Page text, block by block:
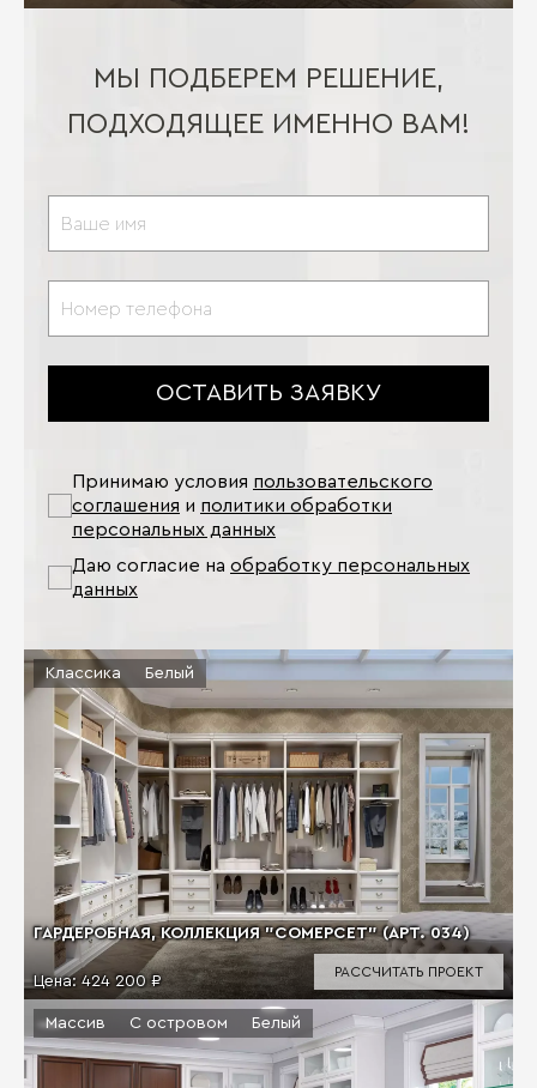
МЫ ПОДБЕРЕМ РЕШЕНИЕ,
ПОДХОДЯЩЕЕ ИМЕННО ВАМ!
ОСТАВИТЬ ЗАЯВКУ
Принимаю условия пользовательского
соглашения и политики обработки
персональных данных
Даю согласие на обработку персональных
данных
ГАРДЕРОБНАЯ, КОЛЛЕКЦИЯ "СОМЕРСЕТ" (АРТ. 034)
Цена:424 200 ₽
Классика Белый
РАССЧИТАТЬ ПРОЕКТ
Массив С островом Белый